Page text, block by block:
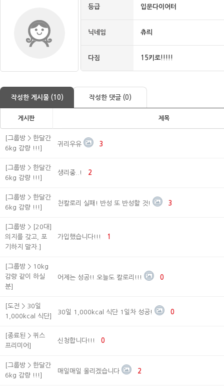
등급 입문다이어터
닉네임 츄릐
다짐 15키로!!!!!
작성한 게시물 (10) 작성한 댓글 (0)
게시판 제목
[그룹방 > 한달간
6kg 감량 !!!]
귀리우유 3
[그룹방 > 한달간
6kg 감량 !!!]
생리중..! 2
[그룹방 > 한달간
6kg 감량 !!!]
천칼로리 실패! 반성 또 반성할 것! 3
[그룹방 > [20대]
의지를 갖고, 포
기하지 말자.]
가입했습니다!!! 1
[그룹방 > 10kg
감량 같이 하실
분]
어제는 성공!! 오늘도 칼로리!!! 0
[도전 > 30일
1,000kcal 식단]
30일 1,000kcal 식단 1일차 성공! 0
[종료된 > 퀴스
프리미어]
신청합니다!!! 0
[그룹방 > 한달간
6kg 감량 !!!]
매일매일 올리겠습니다 2